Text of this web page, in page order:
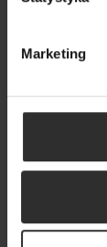
Marketing
289,00 zł
Nowy